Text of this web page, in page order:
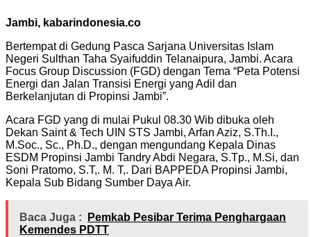
Jambi, kabarindonesia.co
Bertempat di Gedung Pasca Sarjana Universitas Islam
Negeri Sulthan Taha Syaifuddin Telanaipura, Jambi. Acara
Focus Group Discussion (FGD) dengan Tema “Peta Potensi
Energi dan Jalan Transisi Energi yang Adil dan
Berkelanjutan di Propinsi Jambi”.
Acara FGD yang di mulai Pukul 08.30 Wib dibuka oleh
Dekan Saint & Tech UIN STS Jambi, Arfan Aziz, S.Th.I.,
M.Soc., Sc., Ph.D., dengan mengundang Kepala Dinas
ESDM Propinsi Jambi Tandry Abdi Negara, S.Tp., M.Si, dan
Soni Pratomo, S.T,. M. T,. Dari BAPPEDA Propinsi Jambi,
Kepala Sub Bidang Sumber Daya Air.
Baca Juga :
Pemkab Pesibar Terima Penghargaan
Kemendes PDTT